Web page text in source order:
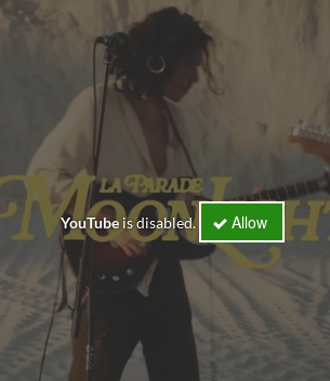
YouTubeis disabled. Allow